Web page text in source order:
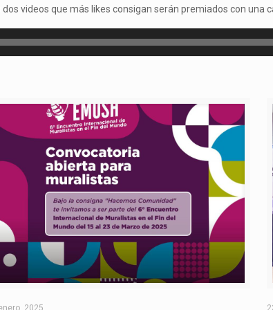
videos que más likes consigan serán premiados con una